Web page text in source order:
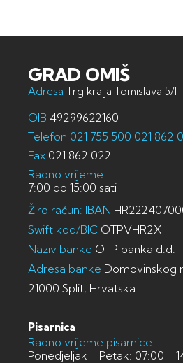
GRAD OMIŠ
Adresa Trg kralja Tomislava 5/I
OIB 49299622160
Telefon 021 755 500 021 862
Fax 021 862 022
Radno vrijeme
7:00 do 15:00 sati
Žiro račun: IBAN
Swift kod/BIC OTPVHR2X
Naziv banke OTP banka d.d.
Adresa banke Domovinskog
21000 Split, Hrvatska
Pisarnica
Radno vrijeme pisarnice
Ponedjeljak - Petak: 07:00 -